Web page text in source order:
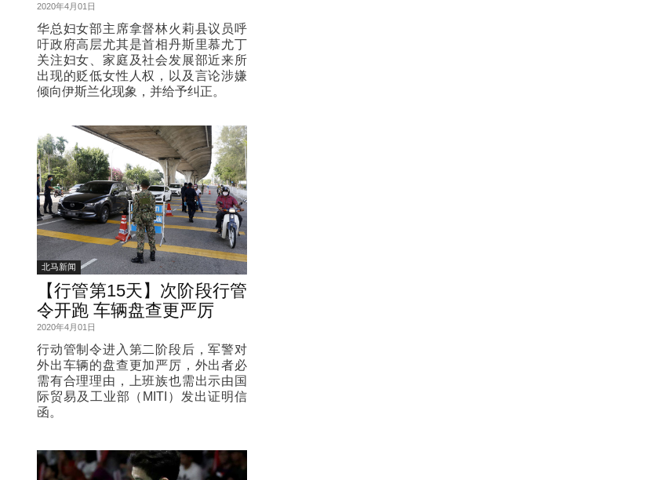
2020年4月01日
华总妇女部主席拿督林火莉县议员呼
吁政府高层尤其是首相丹斯里慕尤丁
关注妇女、家庭及社会发展部近来所
出现的贬低女性人权，以及言论涉嫌
倾向伊斯兰化现象，并给予纠正。
北马新闻
【行管第15天】次阶段行管
令开跑 车辆盘查更严厉
2020年4月01日
行动管制令进入第二阶段后，军警对
外出车辆的盘查更加严厉，外出者必
需有合理理由，上班族也需出示由国
际贸易及工业部（MITI）发出证明信
函。